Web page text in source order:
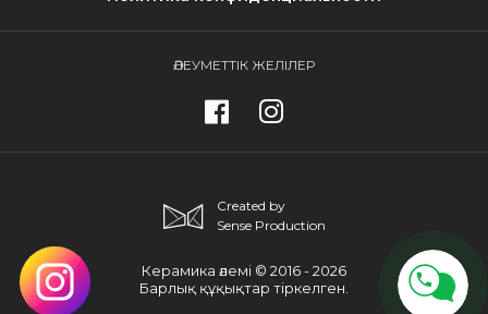
ӘЛЕУМЕТТІК ЖЕЛІЛЕР
Керамика әлемі © 2016 - 2026
Барлық құқықтар тіркелген.
Created by
Sense Production